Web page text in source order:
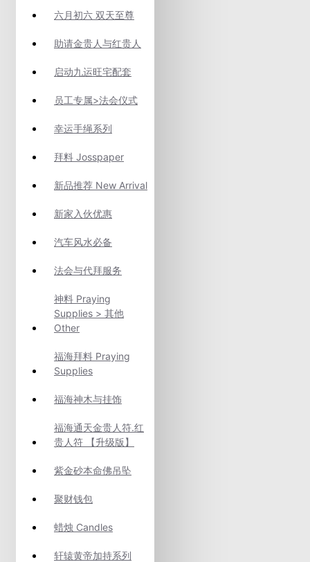
六月初六 双天至尊
助请金贵人与红贵人
启动九运旺宅配套
员工专属>法会仪式
幸运手绳系列
拜料 Josspaper
新品推荐 New Arrival
新家入伙优惠
汽车风水必备
法会与代拜服务
神料 Praying
Supplies > 其他
Other
福海拜料 Praying
Supplies
福海神木与挂饰
福海通天金贵人符.红
贵人符 【升级版】
紫金砂本命佛吊坠
聚财钱包
蜡烛 Candles
轩辕黄帝加持系列